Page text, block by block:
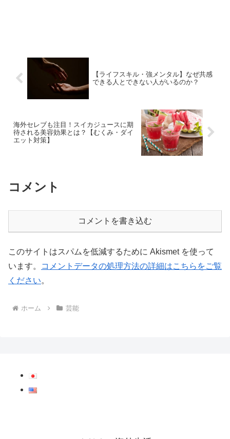
【ライフスキル・強メンタル】なぜ共感
できる人とできない人がいるのか？
海外セレブも注目！スイカジュースに期
待される美容効果とは？【むくみ・ダイ
エット対策】
コメント
コメントを書き込む
このサイトはスパムを低減するために Akismet を使って
います。
コメントデータの処理方法の詳細はこちらをご覧
ください。
ホーム 芸能